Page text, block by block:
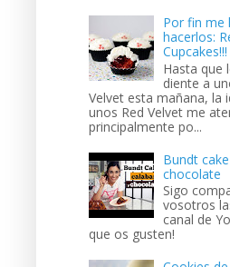
Por fin me
hacerlos:
Cupcakes!!!
Hasta que
diente a
Velvet esta mañana, la
unos Red Velvet me
principalmente po...
Bundt
chocolate
Sigo
vosotros
canal de
que os gusten!